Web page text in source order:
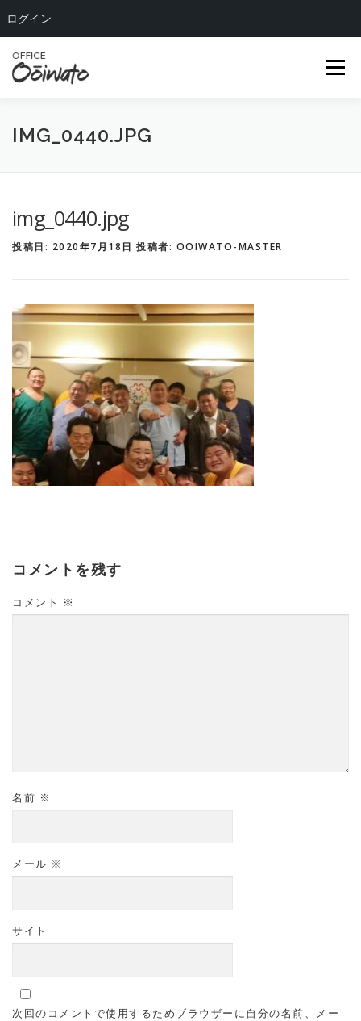
メニュー
HOME ABOUT US
IMG_0440.JPG
img_0440.jpg
投稿日: 2020年7月18日 投稿者: OOIWATO-MASTER
コメントを残す
コメント ※
名前 ※
メール ※
サイト
次回のコメントで使用するためブラウザーに自分の名前、メー
ログイン